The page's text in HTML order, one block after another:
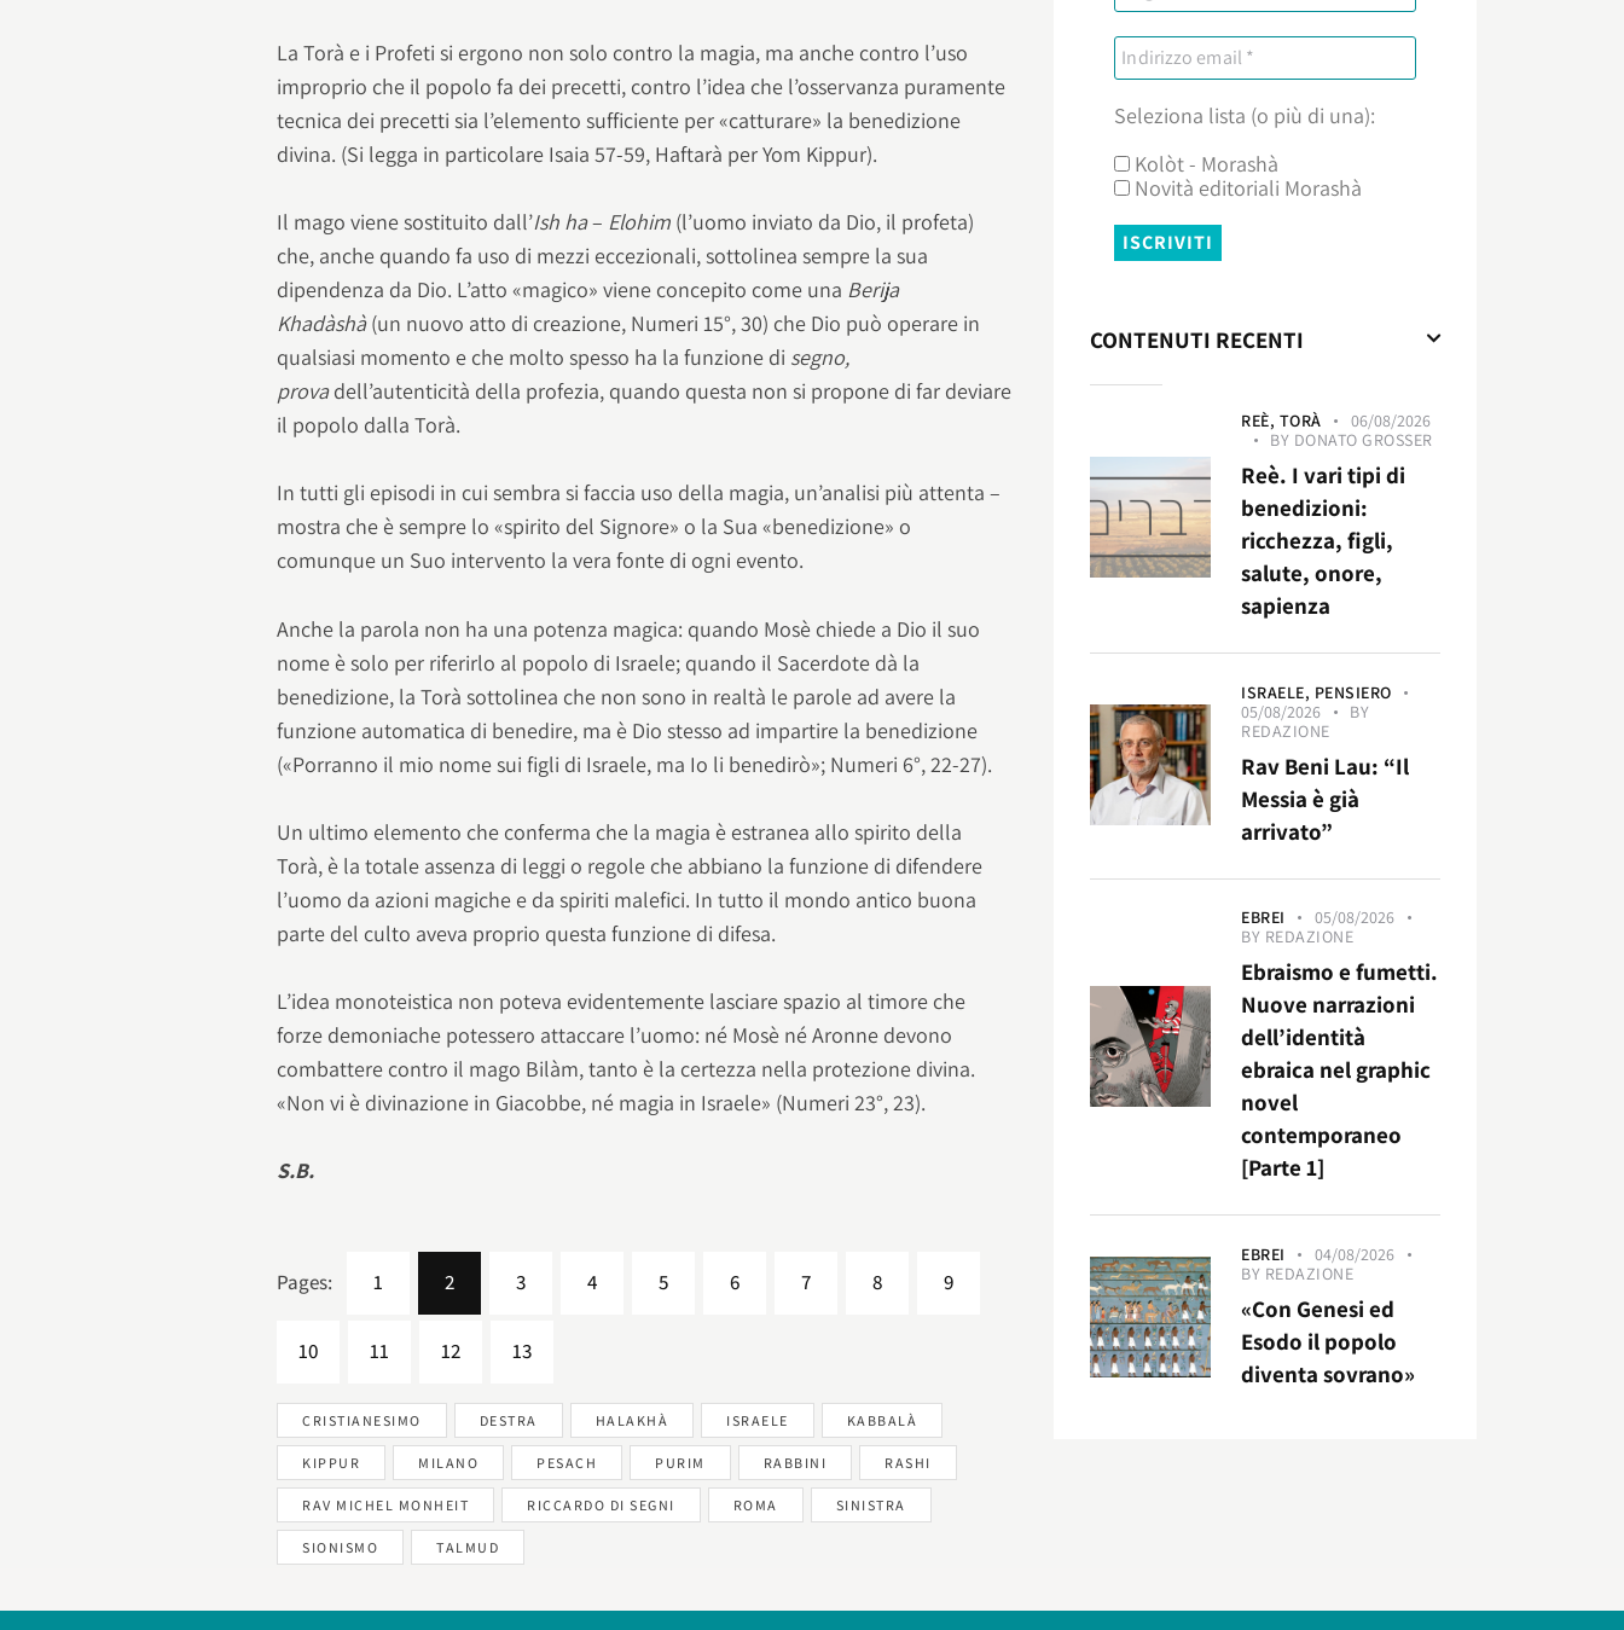
La Torà e i Profeti si ergono non solo contro la magia, ma anche contro l’uso
improprio che il popolo fa dei precetti, contro l’idea che l’osservanza puramente
tecnica dei precetti sia l’elemento sufficiente per «catturare» la benedizione
divina. (Si legga in particolare Isaia 57-59, Haftarà per Yom Kippur).
Il mago viene sostituito dall’Ish ha– Elohim (l’uomo inviato da Dio, il profeta)
che, anche quando fa uso di mezzi eccezionali, sottolinea sempre la sua
dipendenza da Dio. L’atto «magico» viene concepito come una Berija
Khadàshà(un nuovo atto di creazione, Numeri 15°, 30) che Dio può operare in
qualsiasi momento e che molto spesso ha la funzione di segno,
provadell’autenticità della profezia, quando questa non si propone di far deviare
il popolo dalla Torà.
In tutti gli episodi in cui sembra si faccia uso della magia, un’analisi più attenta –
mostra che è sempre lo «spirito del Signore» o la Sua «benedizione» o
comunque un Suo intervento la vera fonte di ogni evento.
Anche la parola non ha una potenza magica: quando Mosè chiede a Dio il suo
nome è solo per riferirlo al popolo di Israele; quando il Sacerdote dà la
benedizione, la Torà sottolinea che non sono in realtà le parole ad avere la
funzione automatica di benedire, ma è Dio stesso ad impartire la benedizione
(«Porranno il mio nome sui figli di Israele, ma Io li benedirò»; Numeri 6°, 22-27).
Un ultimo elemento che conferma che la magia è estranea allo spirito della
Torà, è la totale assenza di leggi o regole che abbiano la funzione di difendere
l’uomo da azioni magiche e da spiriti malefici. In tutto il mondo antico buona
parte del culto aveva proprio questa funzione di difesa.
L’idea monoteistica non poteva evidentemente lasciare spazio al timore che
forze demoniache potessero attaccare l’uomo: né Mosè né Aronne devono
combattere contro il mago Bilàm, tanto è la certezza nella protezione divina.
«Non vi è divinazione in Giacobbe, né magia in Israele» (Numeri 23°, 23).
S.B.
Pages: 1 2 3 4 5 6 7 8 9
10 11 12 13
CRISTIANESIMO DESTRA HALAKHÀ ISRAELE KABBALÀ
KIPPUR MILANO PESACH PURIM RABBINI RASHI
RAV MICHEL MONHEIT RICCARDO DI SEGNI ROMA SINISTRA
SIONISMO TALMUD
Seleziona lista (o più di una):
Kolòt - Morashà
Novità editoriali Morashà
CONTENUTI RECENTI
REÈ, TORÀ
06/08/2026
BY DONATO GROSSER
Reè. I vari tipi di
benedizioni:
ricchezza, figli,
salute, onore,
sapienza
ISRAELE, PENSIERO
05/08/2026
BY
REDAZIONE
Rav Beni Lau: “Il
Messia è già
arrivato”
EBREI
05/08/2026
BY REDAZIONE
Ebraismo e fumetti.
Nuove narrazioni
dell’identità
ebraica nel graphic
novel
contemporaneo
[Parte 1]
EBREI
04/08/2026
BY REDAZIONE
«Con Genesi ed
Esodo il popolo
diventa sovrano»